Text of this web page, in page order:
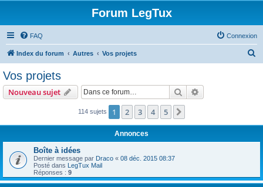
Forum LegTux
FAQ Connexion
Index du forum Autres Vos projets
r
Vos projets
Nouveau sujet Rechercher
114 sujets 1 2 3 4 5
Annonces
Boîte à idées
Dernier message par Draco « 08 déc. 2015 08:37
Posté dans LegTux Mail
Réponses : 9